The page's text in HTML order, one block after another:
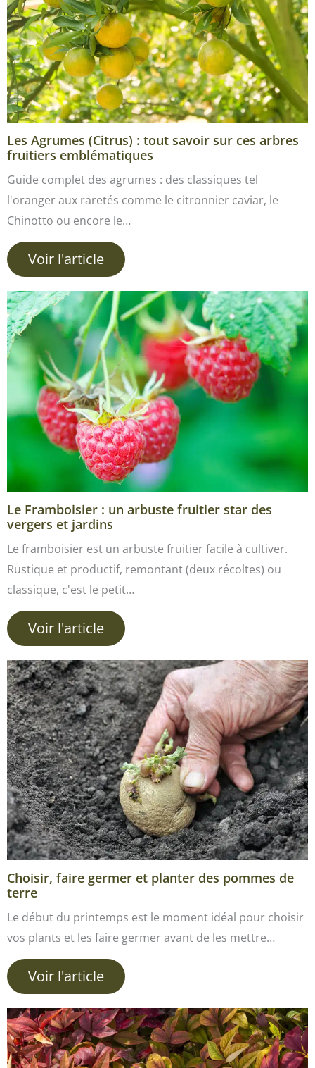
Les Agrumes (Citrus) : tout savoir sur ces arbres
fruitiers emblématiques
Guide complet des agrumes : des classiques tel
l'oranger aux raretés comme le citronnier caviar, le
Chinotto ou encore le…
Voir l'article
Le Framboisier : un arbuste fruitier star des
vergers et jardins
Le framboisier est un arbuste fruitier facile à cultiver.
Rustique et productif, remontant (deux récoltes) ou
classique, c'est le petit…
Voir l'article
Choisir, faire germer et planter des pommes de
terre
Le début du printemps est le moment idéal pour choisir
vos plants et les faire germer avant de les mettre…
Voir l'article